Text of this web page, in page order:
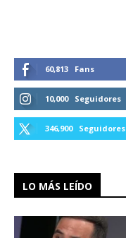
60,813 Fans
10,000 Seguidores
346,900 Seguidores
LO MÁS LEÍDO